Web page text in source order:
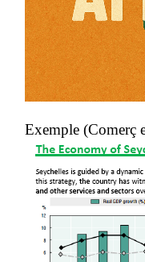
Exemple (Comerç